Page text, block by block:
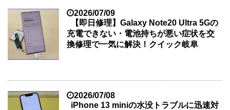
2026/07/09
【即日修理】Galaxy Note20 Ultra 5Gの
充電できない・電池持ちが悪い症状を交
換修理で一気に解決！クイック岐阜
2026/07/08
iPhone 13 miniの水没トラブルに迅速対